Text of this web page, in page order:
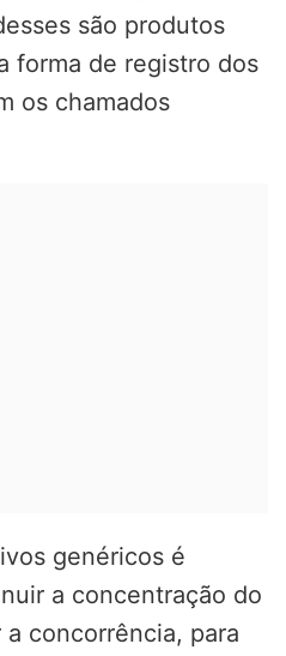
são produtos
forma de registro dos
os chamados
genéricos é
a concentração do
concorrência, para